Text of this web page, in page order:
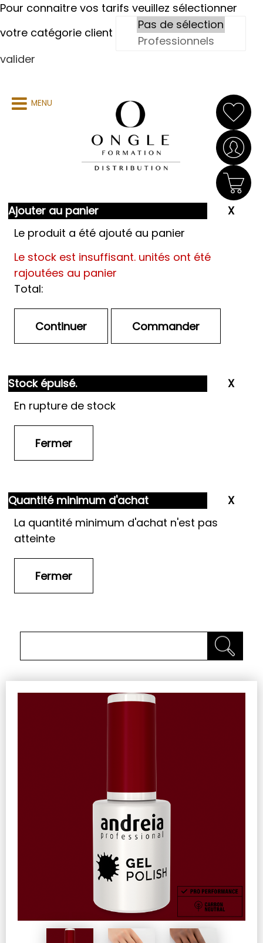
Pour connaitre vos tarifs veuillez sélectionner
votre catégorie client
valider
MENU
Ajouter au panier
Le produit a été ajouté au panier
Le stock est insuffisant. unités ont été
rajoutées au panier
Total:
Stock épuisé.
En rupture de stock
Quantité minimum d'achat
La quantité minimum d'achat n'est pas
atteinte